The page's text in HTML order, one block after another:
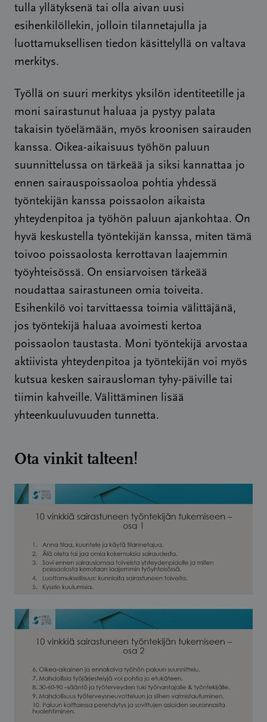
tulla yllätyksenä tai olla aivan uusi
esihenkilöllekin, jolloin tilannetajulla ja
luottamuksellisen tiedon käsittelyllä on valtava
merkitys.
Työllä on suuri merkitys yksilön identiteetille ja
moni sairastunut haluaa ja pystyy palata
takaisin työelämään, myös kroonisen sairauden
kanssa. Oikea-aikaisuus työhön paluun
suunnittelussa on tärkeää ja siksi kannattaa jo
ennen sairauspoissaoloa pohtia yhdessä
työntekijän kanssa poissaolon aikaista
yhteydenpitoa ja työhön paluun ajankohtaa. On
hyvä keskustella työntekijän kanssa, miten tämä
toivoo poissaolosta kerrottavan laajemmin
työyhteisössä. On ensiarvoisen tärkeää
noudattaa sairastuneen omia toiveita.
Esihenkilö voi tarvittaessa toimia välittäjänä,
jos työntekijä haluaa avoimesti kertoa
poissaolon taustasta. Moni työntekijä arvostaa
aktiivista yhteydenpitoa ja työntekijän voi myös
kutsua kesken sairausloman tyhy-päiville tai
tiimin kahveille. Välittäminen lisää
yhteenkuuluvuuden tunnetta.
Ota vinkit talteen!